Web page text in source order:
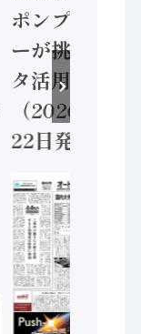
ポンプメーカ
ーが挑むデー
タ活用 など
（2026年7月
22日発行）